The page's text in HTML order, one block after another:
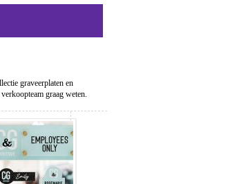
graveerplaten en
graag weten.